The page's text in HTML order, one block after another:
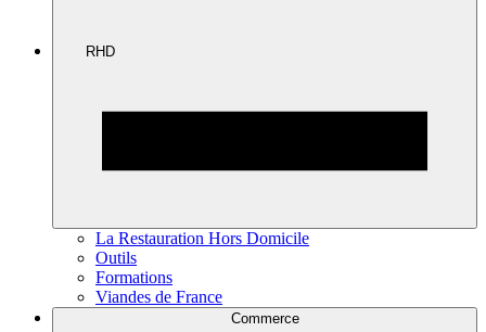
RHD
La Restauration Hors Domicile
Outils
Formations
Viandes de France
Commerce